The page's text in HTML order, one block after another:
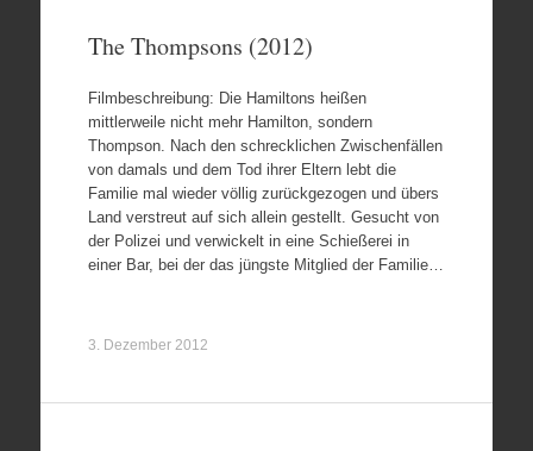
The Thompsons (2012)
Filmbeschreibung: Die Hamiltons heißen
mittlerweile nicht mehr Hamilton, sondern
Thompson. Nach den schrecklichen Zwischenfällen
von damals und dem Tod ihrer Eltern lebt die
Familie mal wieder völlig zurückgezogen und übers
Land verstreut auf sich allein gestellt. Gesucht von
der Polizei und verwickelt in eine Schießerei in
einer Bar, bei der das jüngste Mitglied der Familie…
3. Dezember 2012